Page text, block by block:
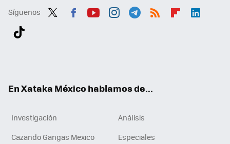
Síguenos
En Xataka México hablamos de...
Investigación
Análisis
Cazando Gangas Mexico
Especiales